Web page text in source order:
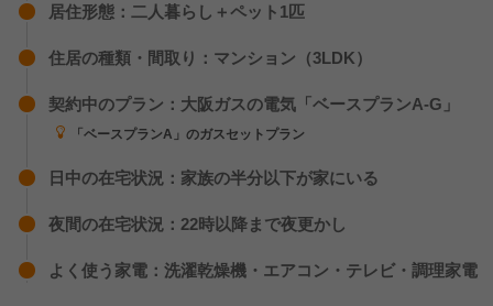
開通も早く、料金改定の書面も丁寧だった。
迅速に対応してくれる。
居住形態：二人暮らし＋ペット1匹
住居の種類・間取り：マンション（3LDK）
契約中のプラン：大阪ガスの電気「ベースプランA-G」
「ベースプランA」のガスセットプラン
日中の在宅状況：家族の半分以下が家にいる
夜間の在宅状況：22時以降まで夜更かし
よく使う家電：洗濯乾燥機・エアコン・テレビ・調理家電